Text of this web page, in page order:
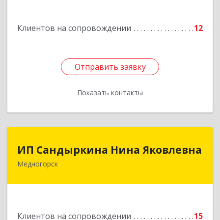
Клиентов на сопровождении 12
Отправить заявку
Показать контакты
Отправить заявку
Назад
ИП Сандыркина Нина Яковлевна
Медногорск
Клиентов на сопровождении 15
462270, Оренбургская обл, Медногорск г,